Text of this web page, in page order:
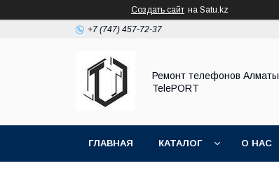
Создать сайт на Satu.kz
+7 (747) 457-72-37
Ремонт телефонов Алматы |
TelePORT
ГЛАВНАЯ КАТАЛОГ О НАС